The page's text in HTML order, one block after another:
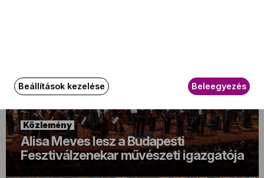
Közlemény
Alisa Meves lesz a Budapesti
Fesztiválzenekar művészeti igazgatója
Beállítások kezelése Beleegyezés